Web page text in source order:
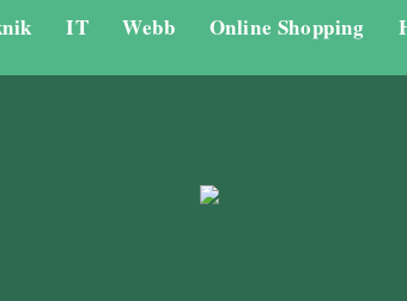
IT Webb Online Shopping